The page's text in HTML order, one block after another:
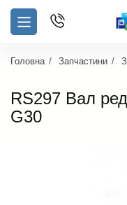
Головна Запчастини
RS297 Вал
G30